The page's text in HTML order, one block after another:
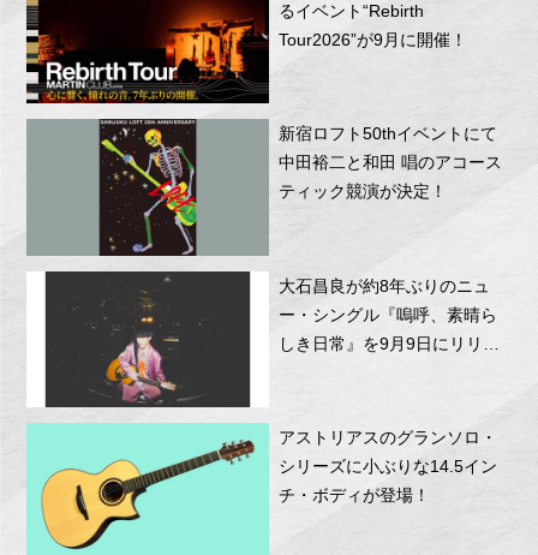
るイベント“Rebirth
Tour2026”が9月に開催！
新宿ロフト50thイベントにて
中田裕二と和田 唱のアコース
ティック競演が決定！
大石昌良が約8年ぶりのニュ
ー・シングル『嗚呼、素晴ら
しき日常』を9月9日にリリー
アストリアスのグランソロ・
シリーズに小ぶりな14.5イン
チ・ボディが登場！